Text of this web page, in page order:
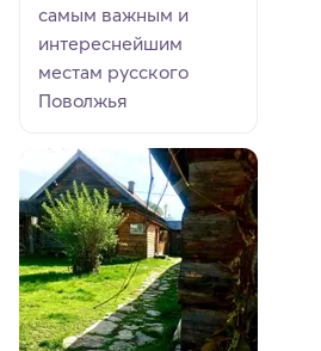
самым важным и
интереснейшим
местам русского
Поволжья